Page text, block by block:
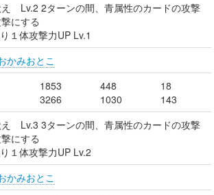
え Lv.2 2ターンの間、青属性のカードの攻撃
にする
１体攻撃力UP Lv.1
かみおとこ
1853
3266
448
1030
18
143
え Lv.3 3ターンの間、青属性のカードの攻撃
にする
１体攻撃力UP Lv.2
かみおとこ